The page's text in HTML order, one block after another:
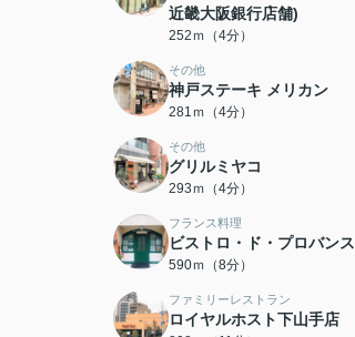
近畿大阪銀行店舗)
252ｍ（4分）
その他
神戸ステーキ メリカン
281ｍ（4分）
その他
グリルミヤコ
293ｍ（4分）
フランス料理
ビストロ・ド・プロバンス
590ｍ（8分）
ファミリーレストラン
ロイヤルホスト下山手店